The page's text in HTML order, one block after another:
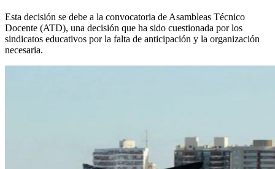
Esta decisión se debe a la convocatoria de Asambleas Técnico
Docente (ATD), una decisión que ha sido cuestionada por los
sindicatos educativos por la falta de anticipación y la organización
necesaria.